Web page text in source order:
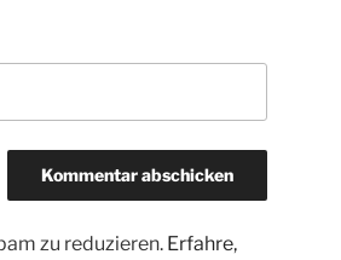
zu reduzieren. Erfahre,